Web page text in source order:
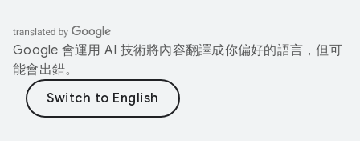
Google 會運用 AI 技術將內容翻譯成你偏好的語言，但可
能會出錯。